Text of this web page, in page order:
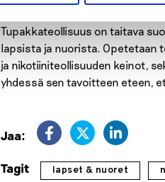
Tupakkateollisuus on taitava
lapsista ja nuorista. Opetetaan
ja nikotiiniteollisuuden keinot,
yhdessä sen tavoitteen eteen,
Jaa:
Tagit lapset & nuoret